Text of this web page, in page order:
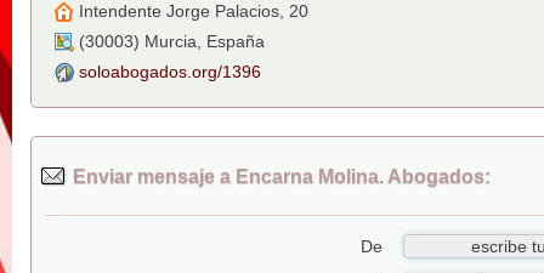
Intendente Jorge Palacios, 20
(30003) Murcia
España
soloabogados.org/1396
Enviar mensaje a Encarna Molina. Abogados:
De